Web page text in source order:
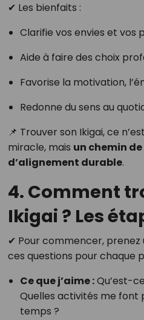
✔ Les bienfaits :
Clarifie vos envies et vos
Aide à faire des choix
Favorise la motivation,
Redonne du sens au
📌 Trouver son Ikigai, ce
miracle, mais un chemin
d’alignement durable.
4. Comment
Ikigai ? Les
✔ Pour commencer,
ces questions pour chaque
Ce que j’aime :Qu’est-
Quelles activités me font
temps ?